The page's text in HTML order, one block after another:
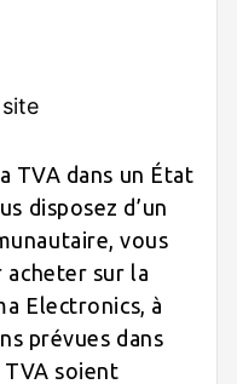
TVA dans un État
disposez d’un
vous
sur la
Electronics, à
prévues dans
TVA soient